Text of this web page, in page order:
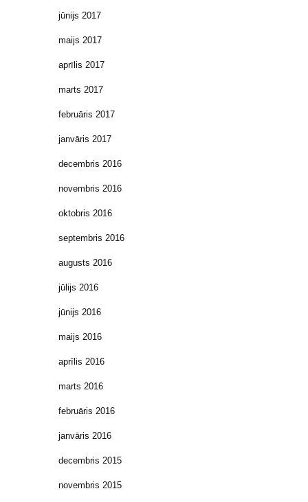
jūnijs 2017
maijs 2017
aprīlis 2017
marts 2017
februāris 2017
janvāris 2017
decembris 2016
novembris 2016
oktobris 2016
septembris 2016
augusts 2016
jūlijs 2016
jūnijs 2016
maijs 2016
aprīlis 2016
marts 2016
februāris 2016
janvāris 2016
decembris 2015
novembris 2015